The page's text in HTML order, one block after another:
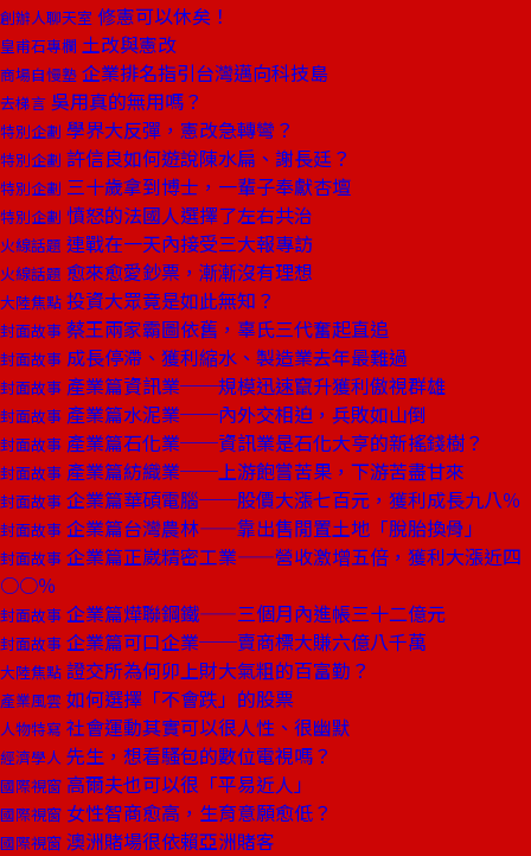
創辦人聊天室 修憲可以休矣！
皇甫石專欄 土改與憲改
商場自慢塾 企業排名指引台灣邁向科技島
去梯言 吳用真的無用嗎？
特別企劃 學界大反彈，憲改急轉彎？
特別企劃 許信良如何遊說陳水扁、謝長廷？
特別企劃 三十歲拿到博士，一輩子奉獻杏壇
特別企劃 憤怒的法國人選擇了左右共治
火線話題 連戰在一天內接受三大報專訪
火線話題 愈來愈愛鈔票，漸漸沒有理想
大陸焦點 投資大眾竟是如此無知？
封面故事 蔡王兩家霸圖依舊，辜氏三代奮起直追
封面故事 成長停滯、獲利縮水、製造業去年最難過
封面故事 產業篇資訊業──規模迅速竄升獲利傲視群雄
封面故事 產業篇水泥業──內外交相迫，兵敗如山倒
封面故事 產業篇石化業──資訊業是石化大亨的新搖錢樹？
封面故事 產業篇紡織業──上游飽嘗苦果，下游苦盡甘來
封面故事 企業篇華碩電腦──股價大漲七百元，獲利成長九八％
封面故事 企業篇台灣農林——靠出售閒置土地「脫胎換骨」
封面故事 企業篇正崴精密工業——營收激增五倍，獲利大漲近四
○○％
封面故事 企業篇燁聯鋼鐵——三個月內進帳三十二億元
封面故事 企業篇可口企業──賣商標大賺六億八千萬
大陸焦點 證交所為何卯上財大氣粗的百富勤？
產業風雲 如何選擇「不會跌」的股票
人物特寫 社會運動其實可以很人性、很幽默
經濟學人 先生，想看騷包的數位電視嗎？
國際視窗 高爾夫也可以很「平易近人」
國際視窗 女性智商愈高，生育意願愈低？
國際視窗 澳洲賭場很依賴亞洲賭客